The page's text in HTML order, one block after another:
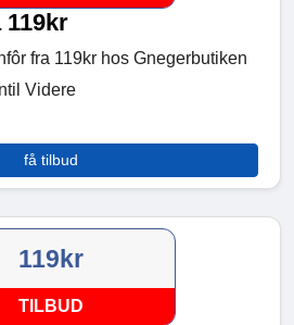
fra 119kr hos Gnegerbutiken
Videre
få tilbud
119kr
TILBUD